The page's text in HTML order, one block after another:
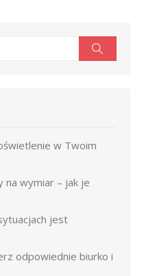
w Twoim
na wymiar – jak je
jest
odpowiednie biurko i